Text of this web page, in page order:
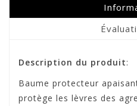
Description du produit:
Baume protecteur
protège les lèvres des